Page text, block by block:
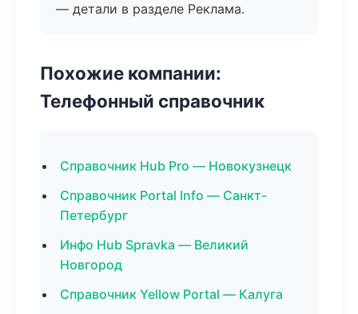
— детали в разделе Реклама.
Похожие компании:
Телефонный справочник
Справочник Hub Pro — Новокузнецк
Справочник Portal Info — Санкт-
Петербург
Инфо Hub Spravka — Великий
Новгород
Справочник Yellow Portal — Калуга